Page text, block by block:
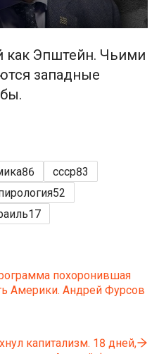
как Эпштейн. Чьими
западные
86 ссср83
52
17
похоронившая
Америки. Андрей Фурсов
капитализм. 18 дней,